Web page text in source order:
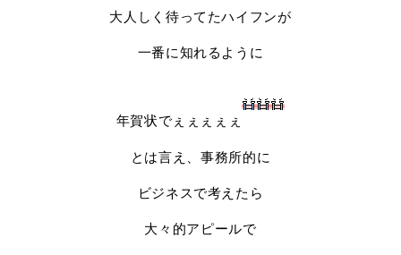
大人しく待ってたハイフンが
一番に知れるように
年賀状でぇぇぇぇぇ
とは言え、事務所的に
ビジネスで考えたら
大々的アピールで